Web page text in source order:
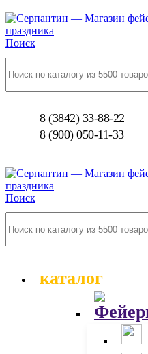
Поиск
8 (3842) 33-88-22
8 (900) 050-11-33
Поиск
каталог